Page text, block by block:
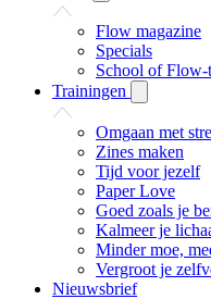
Flow magazine
Specials
School of Flow-
Trainingen
Omgaan met
Zines maken
Tijd voor jezelf
Paper Love
Goed zoals je
Kalmeer je
Minder moe,
Vergroot je
Nieuwsbrief